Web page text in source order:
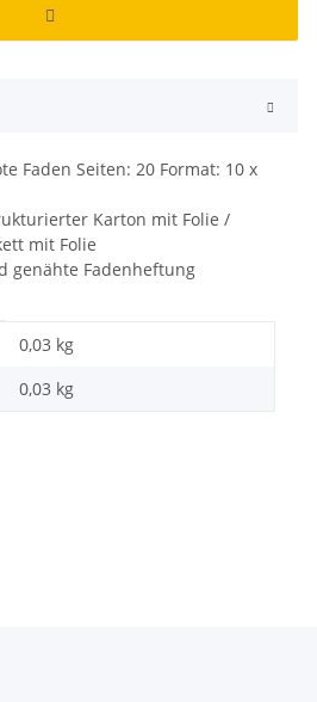
Faden Seiten: 20 Format: 10 x
Karton mit Folie /
mit Folie
genähte Fadenheftung
0,03 kg
0,03 kg